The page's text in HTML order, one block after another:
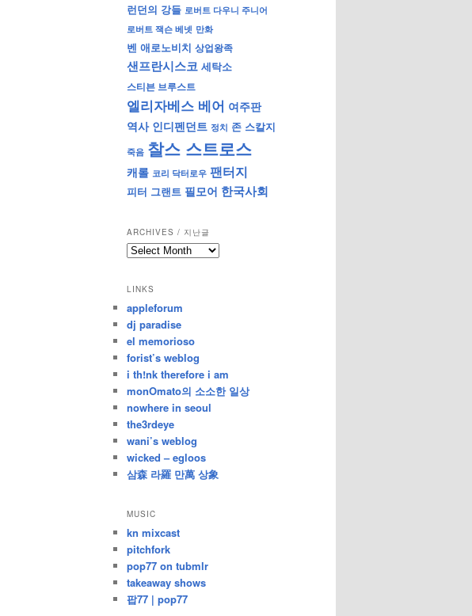
런던의 강들 로버트 다우니 주니어
로버트 잭슨 베넷 만화
벤 애로노비치 상업왕족
샌프란시스코 세탁소
스티븐 브루스트
엘리자베스 베어 여주판
역사 인디펜던트 정치 존 스칼지
죽음 찰스 스트로스
캐롤 코리 닥터로우 팬터지
피터 그랜트 필모어 한국사회
ARCHIVES / 지난글
archives
난
글
LINKS
appleforum
dj paradise
el memorioso
forist’s weblog
i th!nk therefore i am
monOmato의 소소한 일상
nowhere in seoul
the3rdeye
wani’s weblog
wicked – egloos
삼森 라羅 만萬 상象
MUSIC
kn mixcast
pitchfork
pop77 on tubmlr
takeaway shows
팝77 | pop77